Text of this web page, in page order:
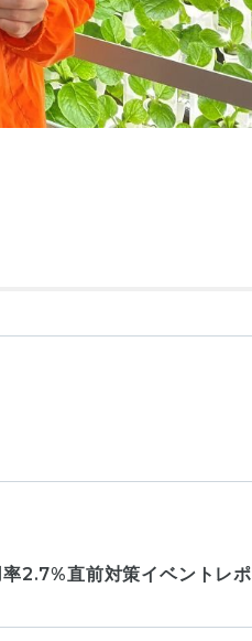
2.7%直前対策イベントレ